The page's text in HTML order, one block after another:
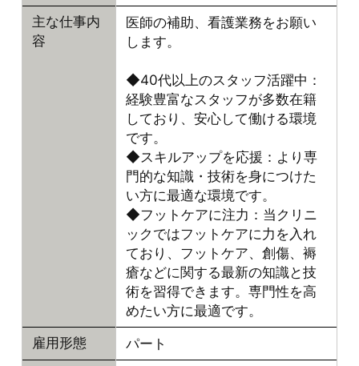
主な仕事内
容
医師の補助、看護業務をお願い
します。
◆40代以上のスタッフ活躍中：
経験豊富なスタッフが多数在籍
しており、安心して働ける環境
です。
◆スキルアップを応援：より専
門的な知識・技術を身につけた
い方に最適な環境です。
◆フットケアに注力：当クリニ
ックではフットケアに力を入れ
ており、フットケア、創傷、褥
瘡などに関する最新の知識と技
術を習得できます。専門性を高
めたい方に最適です。
雇用形態 パート